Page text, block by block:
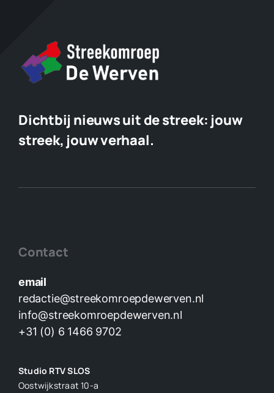
Dichtbij nieuws uit de streek: jouw
streek, jouw verhaal.
Contact
email
redactie@streekomroepdewerven.nl
info@streekomroepdewerven.nl
+31 (0) 6 1466 9702
Studio RTV SLOS
Oostwijkstraat 10-a